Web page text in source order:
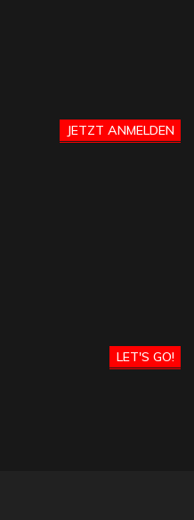
JETZT ANMELDEN
LET'S GO!